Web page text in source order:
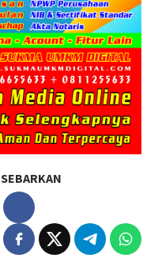
SEBARKAN